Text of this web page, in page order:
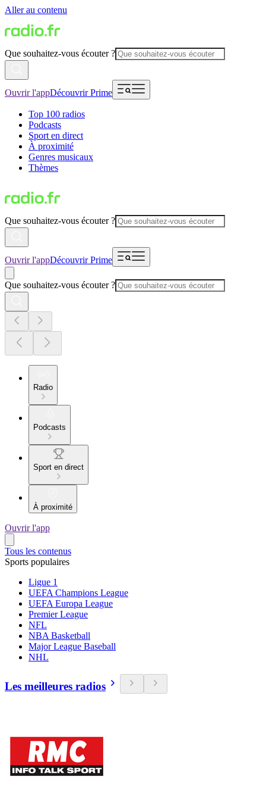
Aller au contenu
Que souhaitez-vous écouter ?
Ouvrir l'appDécouvrir Prime
Top 100 radios
Podcasts
Sport en direct
À proximité
Genres musicaux
Thèmes
Que souhaitez-vous écouter ?
Ouvrir l'appDécouvrir Prime
Que souhaitez-vous écouter ?
Radio
Podcasts
Sport en direct
À proximité
Ouvrir l'app
Tous les contenus
Sports populaires
Ligue 1
UEFA Champions League
UEFA Europa League
Premier League
NFL
NBA Basketball
Major League Baseball
NHL
Les meilleures radios